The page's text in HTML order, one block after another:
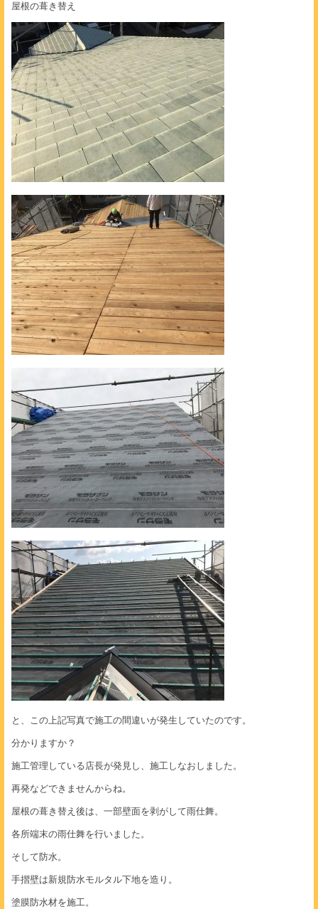
屋根の葺き替え
と、この上記写真で施工の間違いが発生していたのです。
分かりますか？
施工管理している店長が発見し、施工しなおしました。
再発などできませんからね。
屋根の葺き替え後は、一部壁面を剥がして雨仕舞。
各所端末の雨仕舞を行いました。
そして防水。
手摺壁は新規防水モルタル下地を造り。
塗膜防水材を施工。